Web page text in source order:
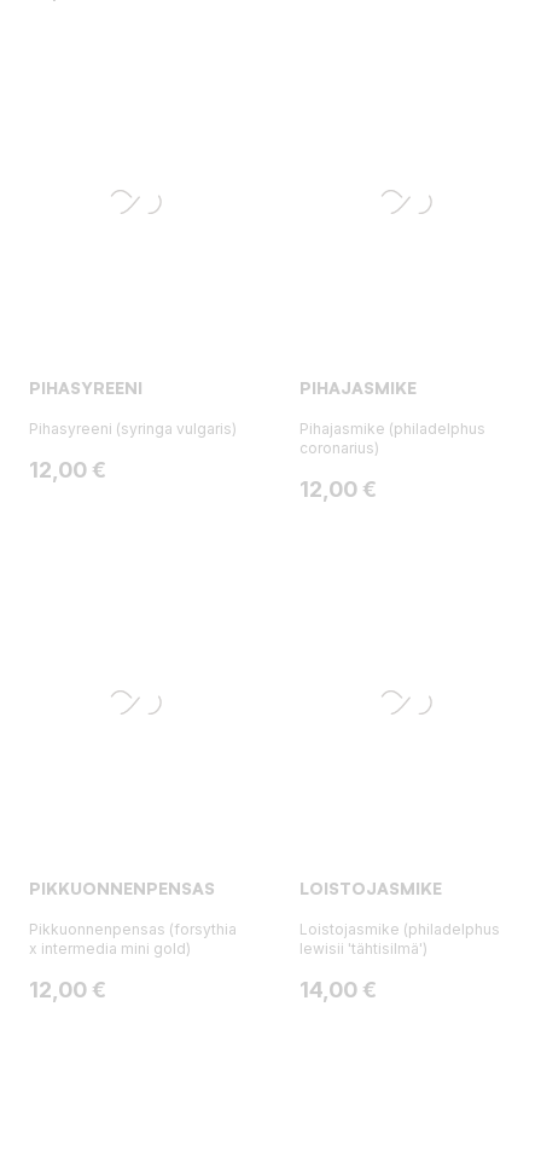
PIHASYREENI
Pihasyreeni (syringa vulgaris)
Hinta
12,00 €
PIHAJASMIKE
Pihajasmike (philadelphus
coronarius)
Hinta
12,00 €
PIKKUONNENPENSAS
Pikkuonnenpensas (forsythia
x intermedia mini gold)
Hinta
12,00 €
LOISTOJASMIKE
Loistojasmike (philadelphus
lewisii 'tähtisilmä')
Hinta
14,00 €